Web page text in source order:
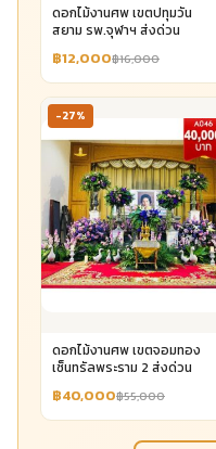
ดอกไม้งานศพ เขตปทุมวัน
สยาม รพ.จุฬาฯ ส่งด่วน
฿12,000฿16,000
-27%
ดอกไม้งานศพ เขตจอมทอง
เซ็นทรัลพระราม 2 ส่งด่วน
฿40,000฿55,000